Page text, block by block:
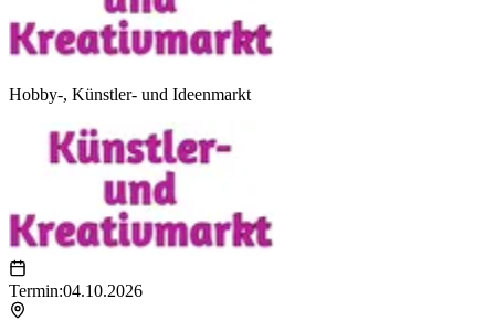
Hobby-, Künstler- und Ideenmarkt
Termin:04.10.2026